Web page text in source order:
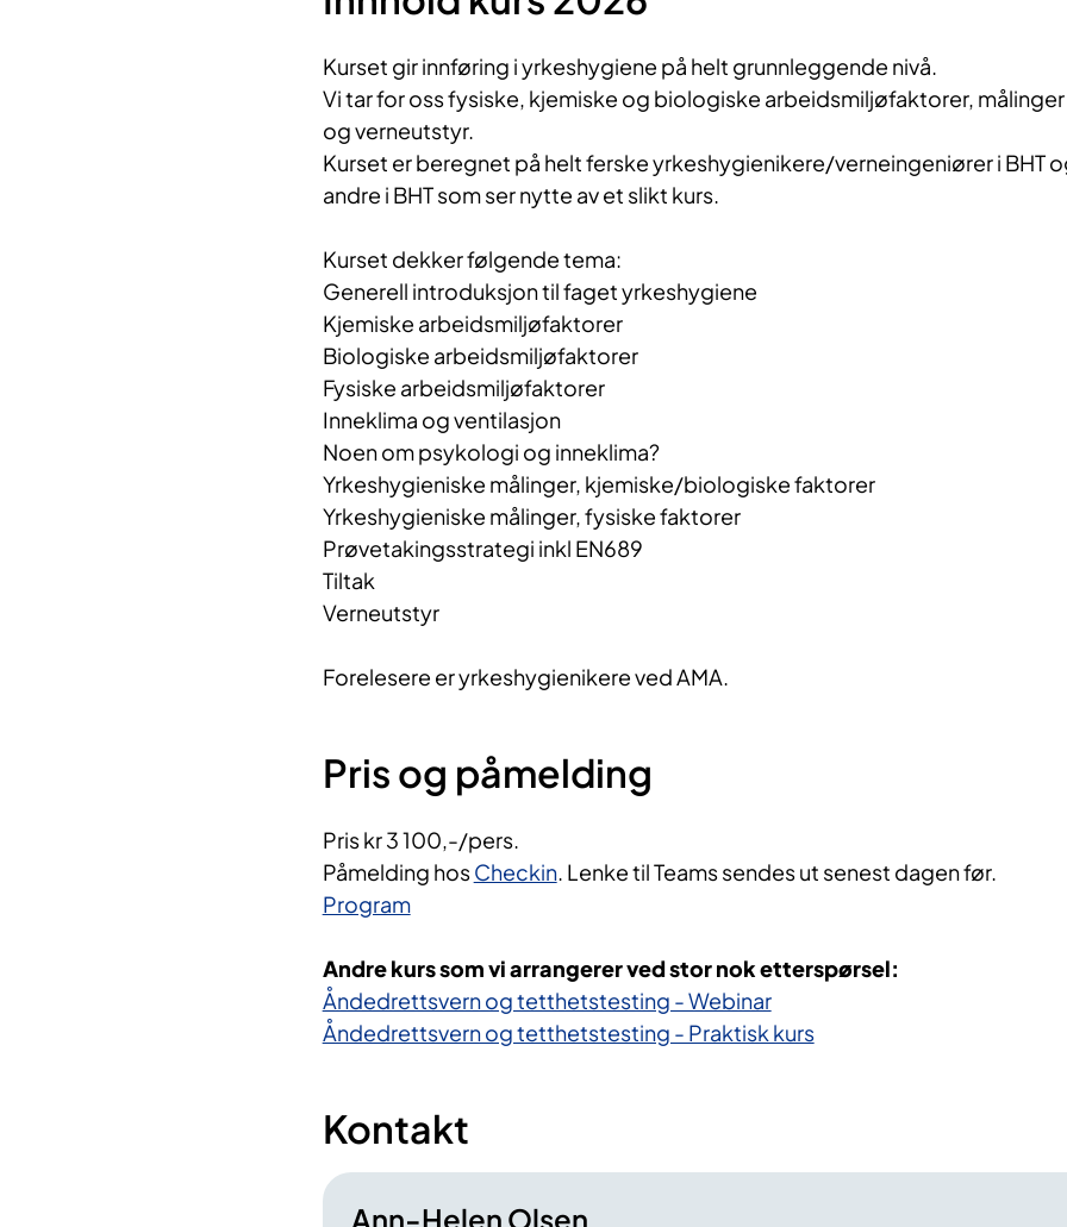
Kurset gir innføring i yrkeshygiene på helt grunnleggende nivå.
Vi tar for oss fysiske, kjemiske og biologiske arbeidsmiljøfaktorer, målinger
og verneutstyr.
Kurset er beregnet på helt ferske yrkeshygienikere/verneingeniører i BHT
andre i BHT som ser nytte av et slikt kurs.
Kurset dekker følgende tema:
Generell introduksjon til faget yrkeshygiene
Kjemiske arbeidsmiljøfaktorer
Biologiske arbeidsmiljøfaktorer
Fysiske arbeidsmiljøfaktorer
Inneklima og ventilasjon
Noen om psykologi og inneklima?
Yrkeshygieniske målinger, kjemiske/biologiske faktorer
Yrkeshygieniske målinger, fysiske faktorer
Prøvetakingsstrategi inkl EN689
Tiltak
Verneutstyr
Forelesere er yrkeshygienikere ved AMA.
Pris og påmelding
Pris kr 3 100,-/pers.
Påmelding hosCheckin. Lenke til Teams sendes ut senest dagen før.
Program
Andre kurs som vi arrangerer ved stor nok etterspørsel:
Åndedrettsvern og tetthetstesting - Webinar
Åndedrettsvern og tetthetstesting - Praktisk kurs
Kontakt
Ann-Helen Olsen